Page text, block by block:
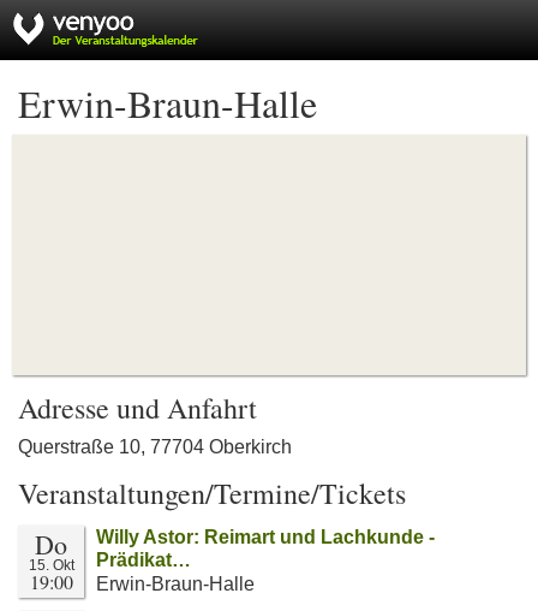
Erwin-Braun-Halle
Adresse und Anfahrt
Querstraße 10, 77704 Oberkirch
Veranstaltungen/Termine/Tickets
Do
15. Okt
19:00
Willy Astor: Reimart und Lachkunde -
Prädikat…
Erwin-Braun-Halle